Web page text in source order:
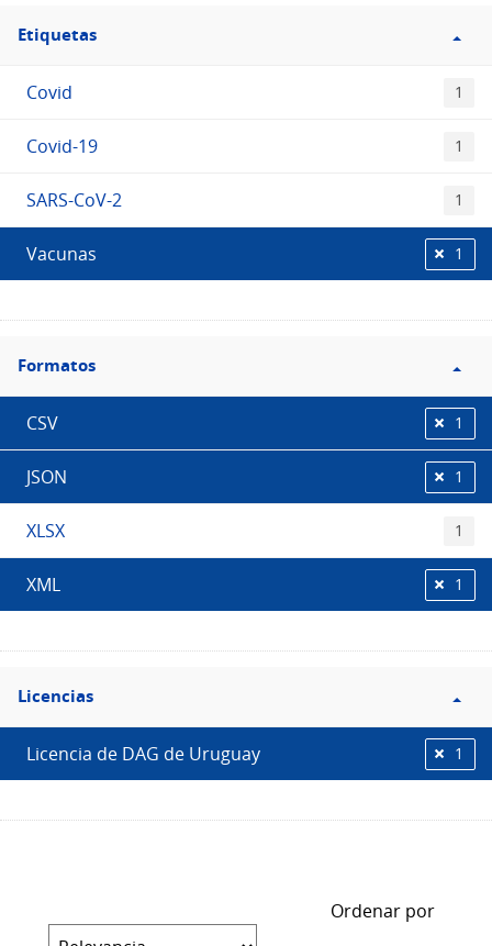
Filtro
Etiquetas
Etiquetas
Covid 1
Covid-19 1
SARS-CoV-2 1
Vacunas 1
Filtro
Formatos
Formatos
CSV 1
JSON 1
XLSX 1
XML 1
Filtro
Licencias
Licencias
Licencia de DAG de Uruguay 1
Ordenar por